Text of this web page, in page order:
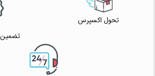
تحول اکسپرس